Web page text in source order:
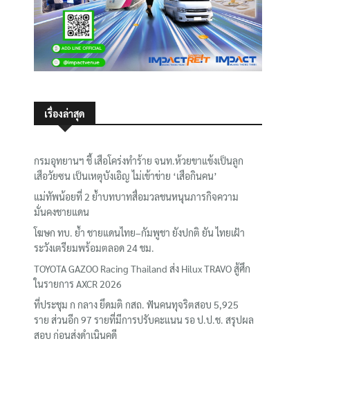
เรื่องล่าสุด
กรมอุทยานฯ ชี้ เสือโคร่งทำร้าย จนท.ห้วยขาแข้งเป็นลูก
เสือวัยซน เป็นเหตุบังเอิญ ไม่เข้าข่าย ‘เสือกินคน’
แม่ทัพน้อยที่ 2 ย้ำบทบาทสื่อมวลชนหนุนภารกิจความ
มั่นคงชายแดน
โฆษก ทบ. ย้ำ ชายแดนไทย–กัมพูชา ยังปกติ ยัน ไทยเฝ้า
ระวังเตรียมพร้อมตลอด 24 ชม.
TOYOTA GAZOO Racing Thailand ส่ง Hilux TRAVO สู้ศึก
ในรายการ AXCR 2026
ที่ประชุม ก กลาง ยึดมติ กสถ. ฟันคนทุจริตสอบ 5,925
ราย ส่วนอีก 97 รายที่มีการปรับคะแนน รอ ป.ป.ช. สรุปผล
สอบ ก่อนส่งดำเนินคดี